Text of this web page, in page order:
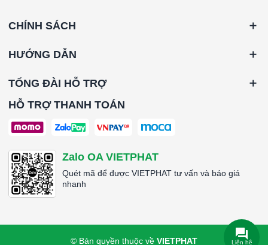
CHÍNH SÁCH
HƯỚNG DẪN
TỔNG ĐÀI HỖ TRỢ
HỖ TRỢ THANH TOÁN
Zalo OA VIETPHAT
Quét mã để được VIETPHAT tư vấn và báo giá
nhanh
© Bản quyền thuộc về VIETPHAT Liên hệ